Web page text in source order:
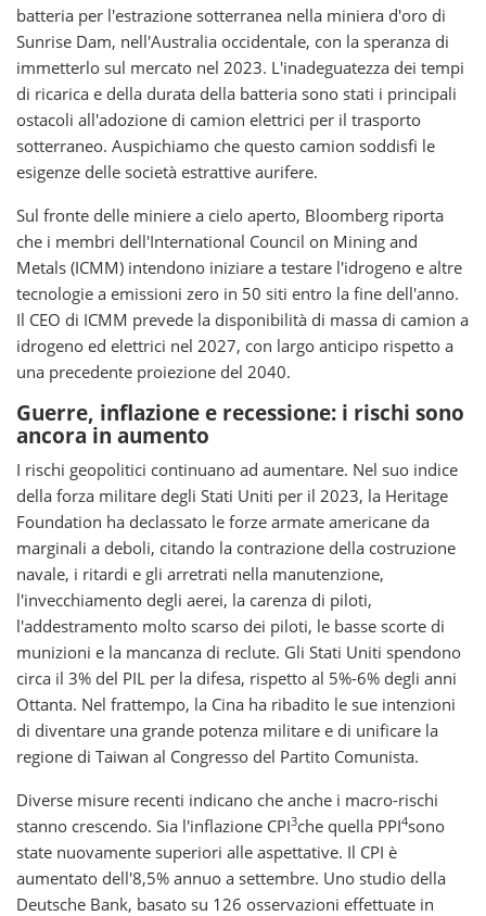
batteria per l'estrazione sotterranea nella miniera d'oro di
Sunrise Dam, nell'Australia occidentale, con la speranza di
immetterlo sul mercato nel 2023. L'inadeguatezza dei tempi
di ricarica e della durata della batteria sono stati i principali
ostacoli all'adozione di camion elettrici per il trasporto
sotterraneo. Auspichiamo che questo camion soddisfi le
esigenze delle società estrattive aurifere.
Sul fronte delle miniere a cielo aperto, Bloomberg riporta
che i membri dell'International Council on Mining and
Metals (ICMM) intendono iniziare a testare l'idrogeno e altre
tecnologie a emissioni zero in 50 siti entro la fine dell'anno.
Il CEO di ICMM prevede la disponibilità di massa di camion a
idrogeno ed elettrici nel 2027, con largo anticipo rispetto a
una precedente proiezione del 2040.
Guerre, inflazione e recessione: i rischi sono
ancora in aumento
I rischi geopolitici continuano ad aumentare. Nel suo indice
della forza militare degli Stati Uniti per il 2023, la Heritage
Foundation ha declassato le forze armate americane da
marginali a deboli, citando la contrazione della costruzione
navale, i ritardi e gli arretrati nella manutenzione,
l'invecchiamento degli aerei, la carenza di piloti,
l'addestramento molto scarso dei piloti, le basse scorte di
munizioni e la mancanza di reclute. Gli Stati Uniti spendono
circa il 3% del PIL per la difesa, rispetto al 5%-6% degli anni
Ottanta. Nel frattempo, la Cina ha ribadito le sue intenzioni
di diventare una grande potenza militare e di unificare la
regione di Taiwan al Congresso del Partito Comunista.
Diverse misure recenti indicano che anche i macro-rischi
stanno crescendo. Sia l'inflazione CPI3che quella PPI4sono
state nuovamente superiori alle aspettative. Il CPI è
aumentato dell'8,5% annuo a settembre. Uno studio della
Deutsche Bank, basato su 126 osservazioni effettuate in